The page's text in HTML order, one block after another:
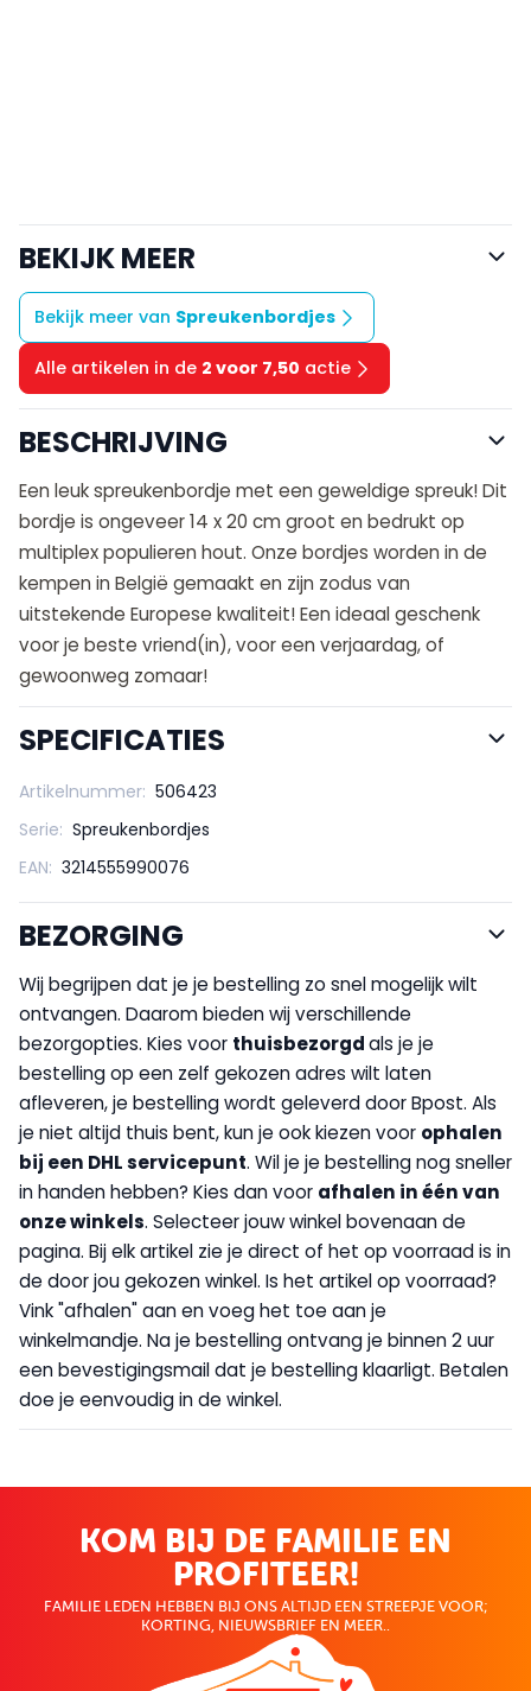
BEKIJK MEER
Bekijk meer van Spreukenbordjes
Alle artikelen in de 2 voor 7,50 actie
BESCHRIJVING
Een leuk spreukenbordje met een geweldige spreuk! Dit
bordje is ongeveer 14 x 20 cm groot en bedrukt op
multiplex populieren hout. Onze bordjes worden in de
kempen in België gemaakt en zijn zodus van
uitstekende Europese kwaliteit! Een ideaal geschenk
voor je beste vriend(in), voor een verjaardag, of
gewoonweg zomaar!
SPECIFICATIES
Artikelnummer: 506423
Serie: Spreukenbordjes
EAN: 3214555990076
BEZORGING
Wij begrijpen dat je je bestelling zo snel mogelijk wilt
ontvangen. Daarom bieden wij verschillende
bezorgopties. Kies voor thuisbezorgdals je je
bestelling op een zelf gekozen adres wilt laten
afleveren, je bestelling wordt geleverd door Bpost. Als
je niet altijd thuis bent, kun je ook kiezen voor ophalen
bij een DHL servicepunt. Wil je je bestelling nog sneller
in handen hebben? Kies dan voor afhalen in één van
onze winkels. Selecteer jouw winkel bovenaan de
pagina. Bij elk artikel zie je direct of het op voorraad is in
de door jou gekozen winkel. Is het artikel op voorraad?
Vink "afhalen" aan en voeg het toe aan je
winkelmandje. Na je bestelling ontvang je binnen 2 uur
een bevestigingsmail dat je bestelling klaarligt. Betalen
doe je eenvoudig in de winkel.
KOM BIJ DE FAMILIE EN
PROFITEER!
FAMILIE LEDEN HEBBEN BIJ ONS ALTIJD EEN STREEPJE VOOR;
KORTING, NIEUWSBRIEF EN MEER..